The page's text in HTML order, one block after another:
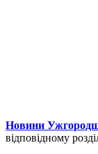
Новини
відповідному